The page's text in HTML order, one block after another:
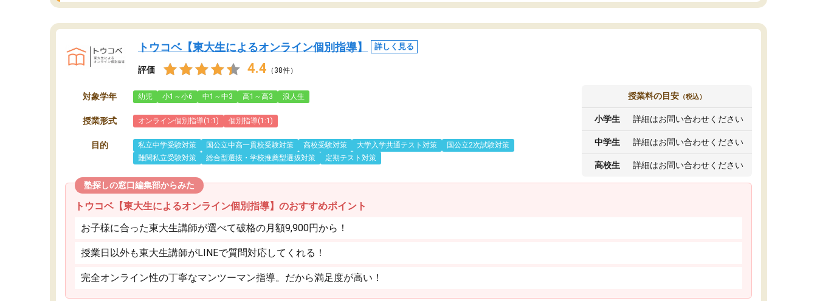
トウコベ【東大生によるオンライン個別指導】 詳しく見る
評価 4.4 （38件）
対象学年 幼児 小1～小6 中1～中3 高1～高3 浪人生
授業形式 オンライン個別指導(1:1) 個別指導(1:1)
目的 私立中学受験対策 国公立中高一貫校受験対策 高校受験対策 大学入学共通テスト対策
国公立2次試験対策
難関私立受験対策
総合型選抜・学校推薦型選抜対策 定期テスト対策
授業料の目安 （税込）
小学生 詳細はお問い合わせください
中学生 詳細はお問い合わせください
高校生 詳細はお問い合わせください
塾探しの窓口編集部からみた
トウコベ【東大生によるオンライン個別指導】のおすすめポイント
お子様に合った東大生講師が選べて破格の月額9,900円から！
授業日以外も東大生講師がLINEで質問対応してくれる！
完全オンライン性の丁寧なマンツーマン指導。だから満足度が高い！